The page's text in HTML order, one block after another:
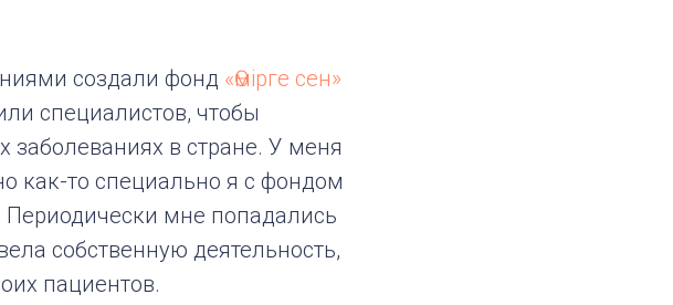
создали фонд «Өмірге сен»
специалистов, чтобы
в стране. У меня
как-то специально я с фондом
Периодически мне попадались
собственную деятельность,
пациентов.